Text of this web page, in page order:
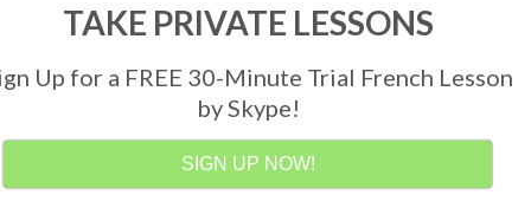
TAKE PRIVATE LESSONS
Up for a FREE 30-Minute Trial French Lesson
by Skype!
SIGN UP NOW!